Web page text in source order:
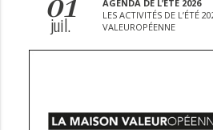
01
juil.
AGENDA DE L’ÉTÉ 2026
LES ACTIVITÉS DE L’ÉTÉ
VALEUROPÉENNE